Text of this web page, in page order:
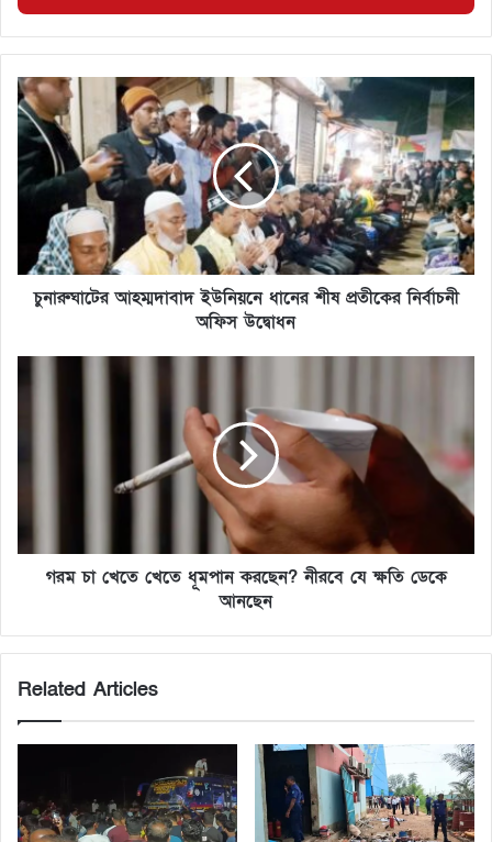
চুনারুঘাটের আহম্মদাবাদ ইউনিয়নে ধানের শীষ প্রতীকের নির্বাচনী
অফিস উদ্বোধন
গরম চা খেতে খেতে ধূমপান করছেন? নীরবে যে ক্ষতি ডেকে
আনছেন
Related Articles